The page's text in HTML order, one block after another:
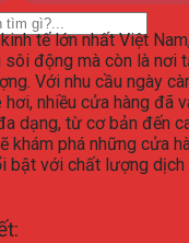
tế lớn nhất Việt
động mà còn là nơi
Với nhu cầu ngày
nhiều cửa hàng đã
dạng, từ cơ bản đến
khám phá những cửa
bật với chất lượng dịch